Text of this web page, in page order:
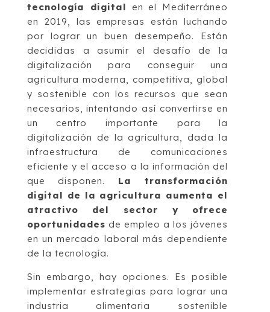
tecnología digital en el Mediterráneo
en 2019, las empresas están luchando
por lograr un buen desempeño. Están
decididas a asumir el desafío de la
digitalización para conseguir una
agricultura moderna, competitiva, global
y sostenible con los recursos que sean
necesarios, intentando así convertirse en
un centro importante para la
digitalización de la agricultura, dada la
infraestructura de comunicaciones
eficiente y el acceso a la información del
que disponen. La transformación
digital de la agricultura aumenta el
atractivo del sector y ofrece
oportunidades de empleo a los jóvenes
en un mercado laboral más dependiente
de la tecnología.
Sin embargo, hay opciones. Es posible
implementar estrategias para lograr una
industria alimentaria sostenible